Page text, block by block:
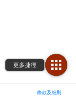
條款及細則